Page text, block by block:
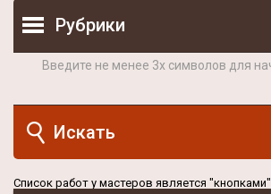
Рубрики
Введите не менее 3х символов для
Список работ у мастеров является